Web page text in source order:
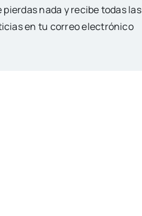
pierdas nada y recibe todas las
en tu correo electrónico